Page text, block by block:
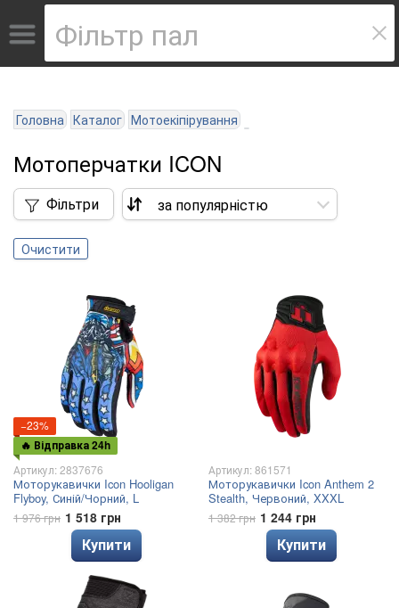
Головна Каталог Мотоекіпірування
Мотоперчатки ICON
Фільтри
Очистити
−23%
🔥 Відправка 24h
Артикул: 2837676
Моторукавички Icon Hooligan
Flyboy, Синій/Чорний, L
1 976 грн 1 518 грн
Купити
Артикул: 861571
Моторукавички Icon Anthem 2
Stealth, Червоний, XXXL
1 382 грн 1 244 грн
Купити